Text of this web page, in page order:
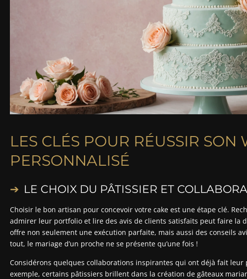
LES CLÉS POUR RÉUSSIR SON
PERSONNALISÉ
LE CHOIX DU PÂTISSIER ET
Choisir le bon artisan pour concevoir votre cake est une étape clé.
admirer leur portfolio et lire des avis de clients satisfaits peut faire la
offre non seulement une exécution parfaite, mais aussi des conseils
tout, le mariage d’un proche ne se présente qu’une fois !
Considérons quelques collaborations inspirantes qui ont déjà fait leur
exemple, certains pâtissiers brillent dans la création de gâteaux